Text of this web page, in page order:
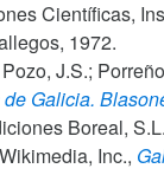
Científicas,
1972.
J.S.;
Galicia.
Boreal,
Inc.,